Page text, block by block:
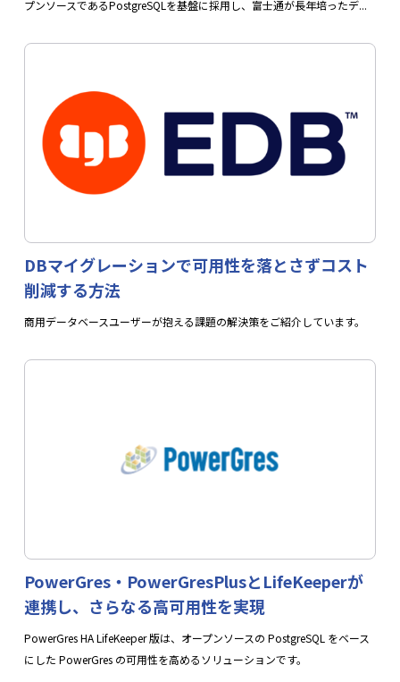
プンソースであるPostgreSQLを基盤に採用し、富士通が長年培ったデ...
DBマイグレーションで可用性を落とさずコスト
削減する方法
商用データベースユーザーが抱える課題の解決策をご紹介しています。
PowerGres・PowerGresPlusとLifeKeeperが
連携し、さらなる高可用性を実現
PowerGres HA LifeKeeper 版は、オープンソースの PostgreSQL をベース
にした PowerGres の可用性を高めるソリューションです。